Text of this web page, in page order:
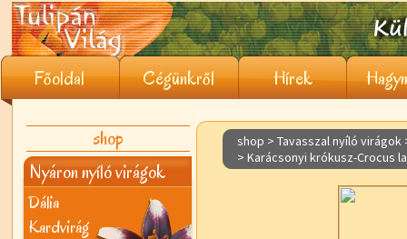
Főoldal Cégünkről Hírek
shop
Nyáron nyíló virágok
Dália
Kardvirág
shop > Tavasszal nyíló virágok
> Karácsonyi krókusz-Crocus